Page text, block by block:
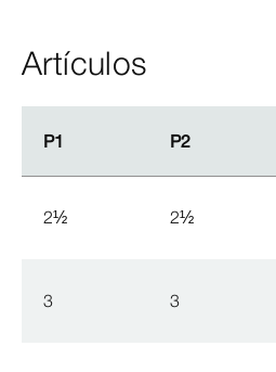
Artículos
P1 P2
P1 P2
2½ 2½
3 3